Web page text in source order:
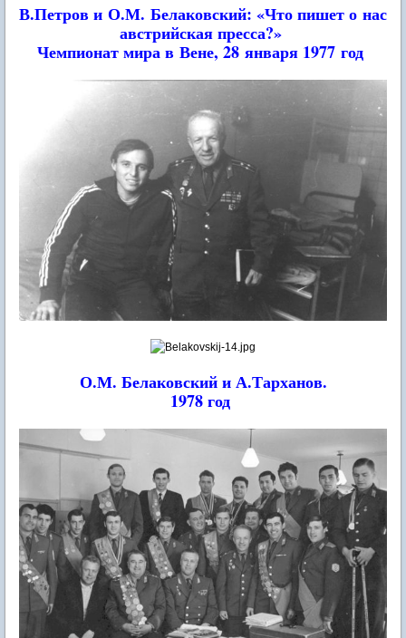
В.Петров и О.М. Белаковский: «Что пишет о нас
австрийская пресса?»
Чемпионат мира в Вене, 28 января 1977 год
О.М. Белаковский и А.Тарханов.
1978 год